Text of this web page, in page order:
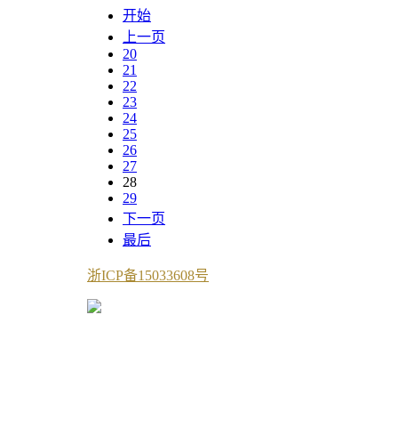
开始
上一页
20
21
22
23
24
25
26
27
28
29
下一页
最后
浙ICP备15033608号